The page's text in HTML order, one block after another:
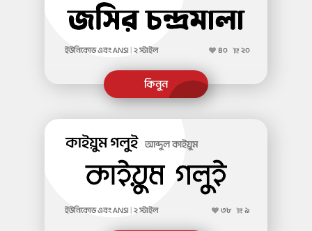
ইউনিকোড এবং ANSI ২ স্টাইল ৪০ ২০
কাইয়ুম গলুই আব্দুল কাইয়ুম
ইউনিকোড এবং ANSI ২ স্টাইল ৩৮ ৯